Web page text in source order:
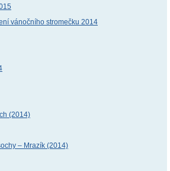
vánočního stromečku 2014
(2014)
– Mrazík (2014)